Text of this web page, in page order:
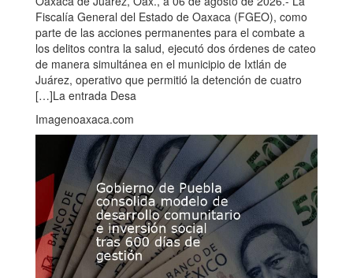
Fiscalía General del Estado de Oaxaca (FGEO), como
parte de las acciones permanentes para el combate a
los delitos contra la salud, ejecutó dos órdenes de cateo
de manera simultánea en el municipio de Ixtlán de
Juárez, operativo que permitió la detención de cuatro
[…]La entrada Desa
Imagenoaxaca.com